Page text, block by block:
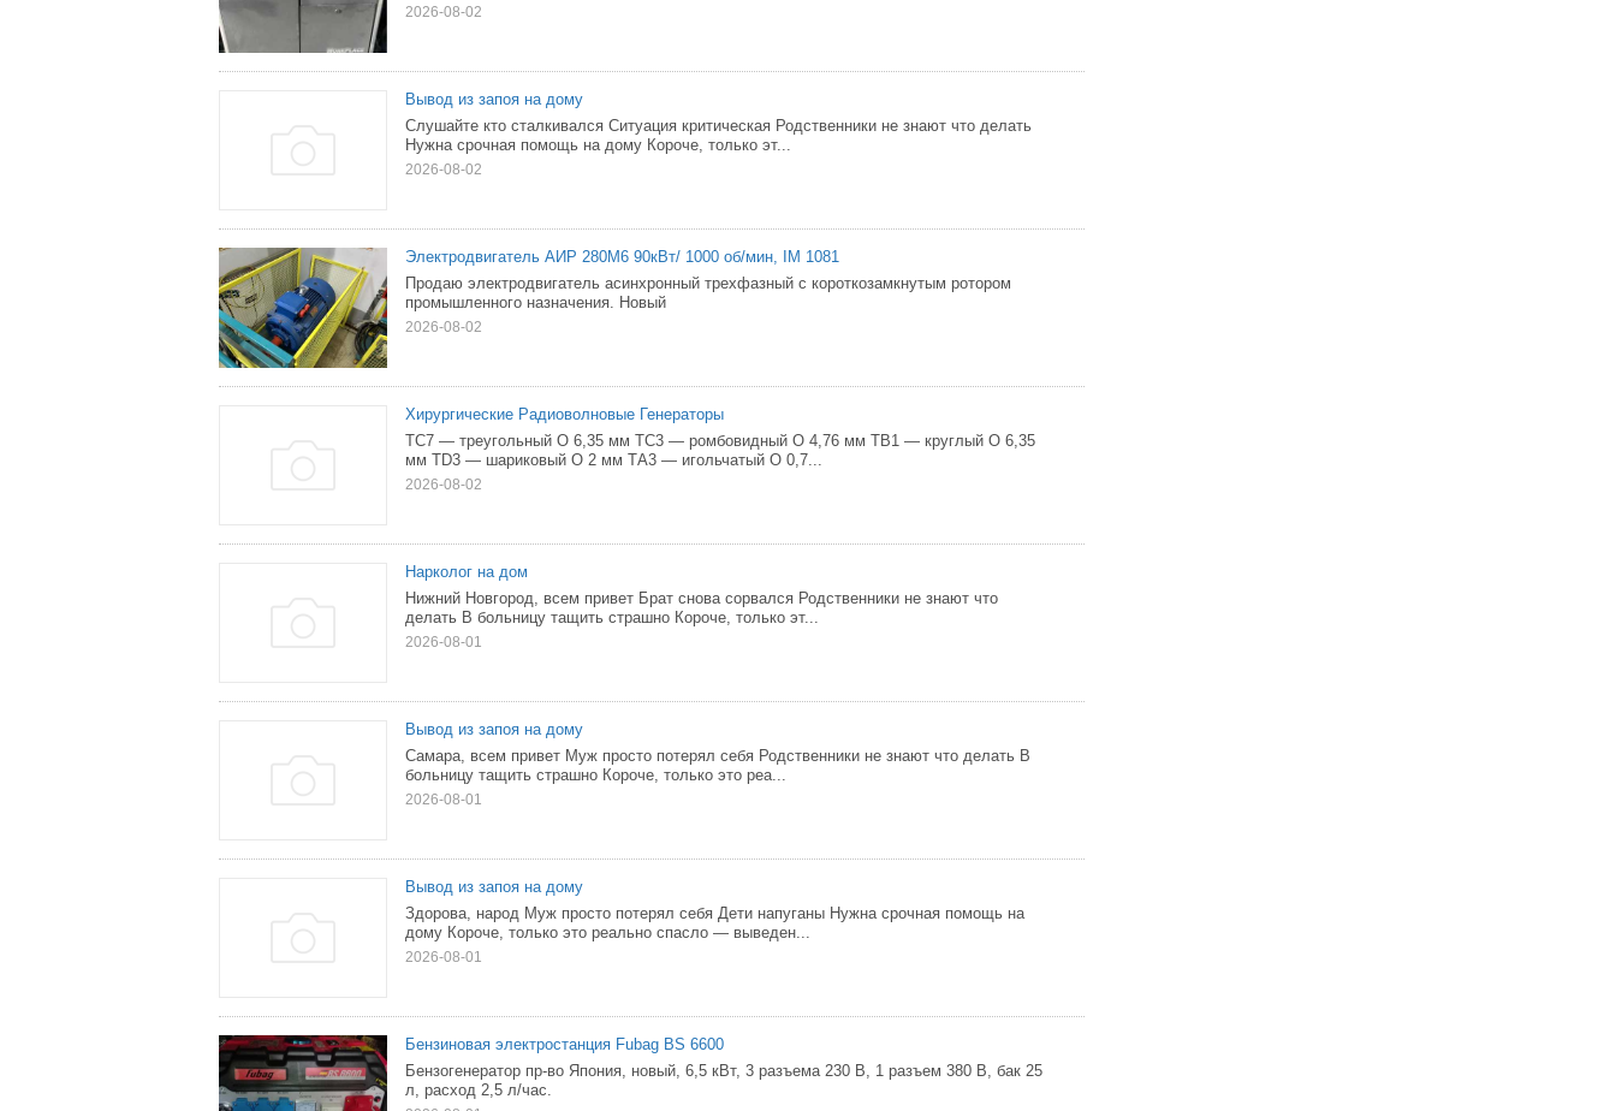
2026-08-02
Вывод из запоя на дому
Слушайте кто сталкивался Ситуация критическая Родственники не знают что делать
Нужна срочная помощь на дому Короче, только эт...
2026-08-02
Электродвигатель АИР 280М6 90кВт/ 1000 об/мин, IM 1081
Продаю электродвигатель асинхронный трехфазный с короткозамкнутым ротором
промышленного назначения. Новый
2026-08-02
Хирургические Радиоволновые Генераторы
TС7 — треугольный O 6,35 мм TС3 — ромбовидный O 4,76 мм TВ1 — круглый O 6,35
мм TD3 — шариковый O 2 мм TА3 — игольчатый O 0,7...
2026-08-02
Нарколог на дом
Нижний Новгород, всем привет Брат снова сорвался Родственники не знают что
делать В больницу тащить страшно Короче, только эт...
2026-08-01
Вывод из запоя на дому
Самара, всем привет Муж просто потерял себя Родственники не знают что делать В
больницу тащить страшно Короче, только это реа...
2026-08-01
Вывод из запоя на дому
Здорова, народ Муж просто потерял себя Дети напуганы Нужна срочная помощь на
дому Короче, только это реально спасло — выведен...
2026-08-01
Бензиновая электростанция Fubag BS 6600
Бензогенератор пр-во Япония, новый, 6,5 кВт, 3 разъема 230 В, 1 разъем 380 В, бак 25
л, расход 2,5 л/час.